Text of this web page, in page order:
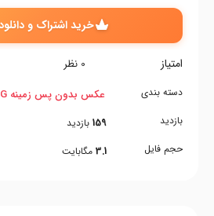
خرید اشتراک و
امتیاز 0 نظر
دسته بندی
بازدید
حجم فایل
عکس بدون پس زمینه PNG
159 بازدید
3.1 مگابایت